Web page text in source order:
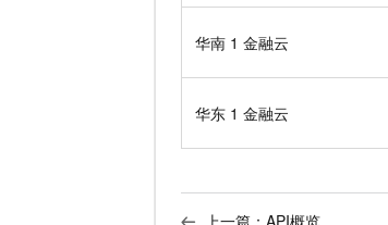
华南 1 金融云
华东 1 金融云